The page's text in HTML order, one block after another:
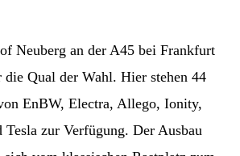
Neuberg an der A45 bei Frankfurt
die Qual der Wahl. Hier stehen 44
EnBW, Electra, Allego, Ionity,
Tesla zur Verfügung. Der Ausbau